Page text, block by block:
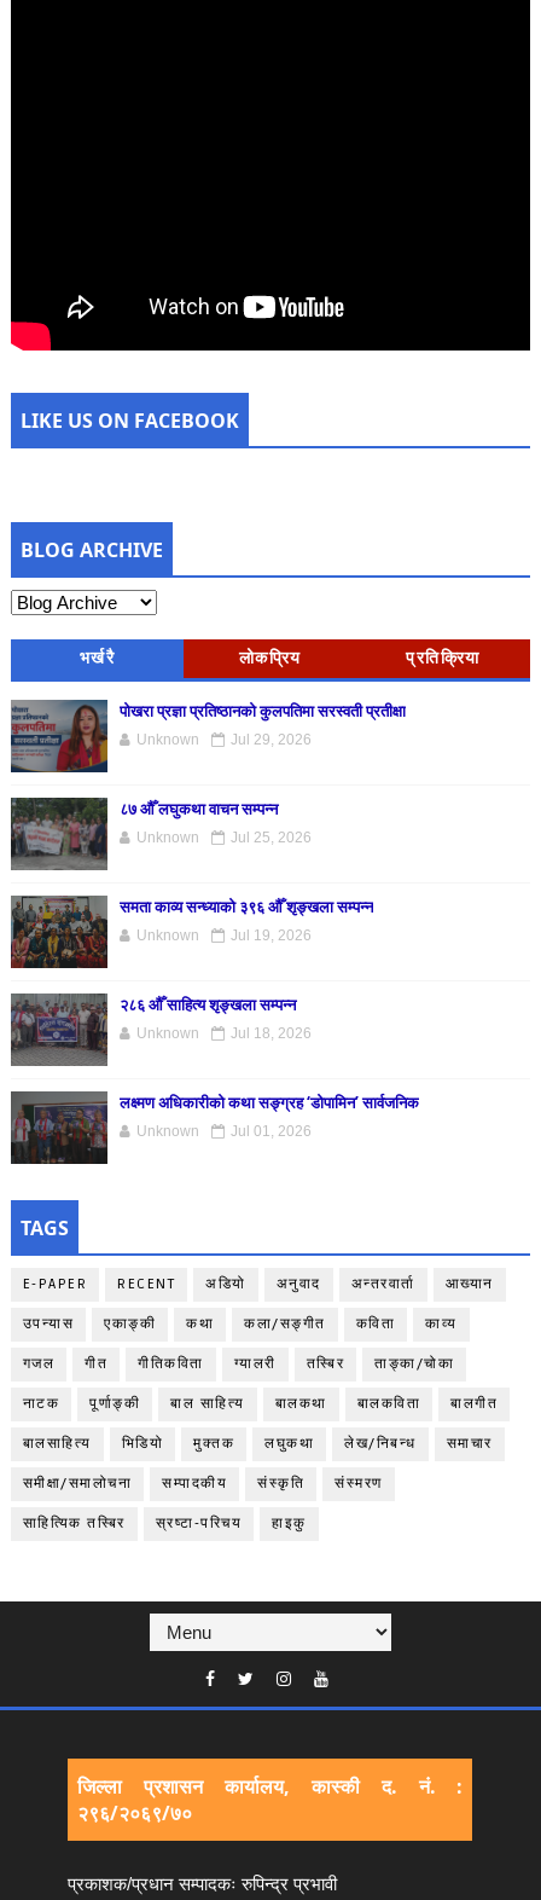
LIKE US ON FACEBOOK
BLOG ARCHIVE
भर्खरै लोकप्रिय प्रतिक्रिया
पोखरा प्रज्ञा प्रतिष्ठानको कुलपतिमा सरस्वती प्रतीक्षा
Unknown Jul 29, 2026
८७ औँ लघुकथा वाचन सम्पन्न
Unknown Jul 25, 2026
समता काव्य सन्ध्याको ३९६ औँ शृङ्खला सम्पन्न
Unknown Jul 19, 2026
२८६ औँ साहित्य शृङ्खला सम्पन्न
Unknown Jul 18, 2026
लक्ष्मण अधिकारीको कथा सङ्ग्रह ‘डोपामिन’ सार्वजनिक
Unknown Jul 01, 2026
TAGS
E-PAPER RECENT अडियो अनुवाद अन्तरवार्ता आख्यान
उपन्यास एकाङ्‍की कथा कला/सङ्गीत कविता काव्य
गजल गीत गीतिकविता ग्यालरी तस्बिर ताङ्‍का/चोका
नाटक पूर्णाङ्‍की बाल साहित्य बालकथा बालकविता बालगीत
बालसाहित्य भिडियो मुक्तक लघुकथा लेख/निबन्ध समाचार
समीक्षा/समालोचना सम्पादकीय संस्कृति संस्मरण
साहित्यिक तस्बिर स्रष्टा-परिचय हाइकु
जिल्ला प्रशासन कार्यालय, कास्की द. नं. :
२९६/२०६९/७०
प्रकाशक/प्रधान सम्पादकः रुपिन्द्र प्रभावी